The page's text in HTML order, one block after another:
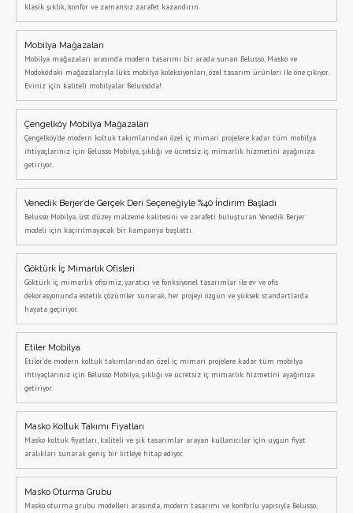
klasik şıklık, konfor ve zamansız zarafet kazandırın.
Mobilya Mağazaları
Mobilya mağazaları arasında modern tasarımı bir arada sunan Belusso, Masko ve
Modoko’daki mağazalarıyla lüks mobilya koleksiyonları, özel tasarım ürünleri ile öne çıkıyor.
Eviniz için kaliteli mobilyalar Belusso’da!
Çengelköy Mobilya Mağazaları
Çengelköy'de modern koltuk takımlarından özel iç mimari projelere kadar tüm mobilya
ihtiyaçlarınız için Belusso Mobilya, şıklığı ve ücretsiz iç mimarlık hizmetini ayağınıza
getiriyor.
Venedik Berjer’de Gerçek Deri Seçeneğiyle %40 İndirim Başladı
Belusso Mobilya, üst düzey malzeme kalitesini ve zarafeti buluşturan Venedik Berjer
modeli için kaçırılmayacak bir kampanya başlattı.
Göktürk İç Mimarlık Ofisleri
Göktürk iç mimarlık ofisimiz, yaratıcı ve fonksiyonel tasarımlar ile ev ve ofis
dekorasyonunda estetik çözümler sunarak, her projeyi özgün ve yüksek standartlarda
hayata geçiriyor.
Etiler Mobilya
Etiler’de modern koltuk takımlarından özel iç mimari projelere kadar tüm mobilya
ihtiyaçlarınız için Belusso Mobilya, şıklığı ve ücretsiz iç mimarlık hizmetini ayağınıza
getiriyor.
Masko Koltuk Takımı Fiyatları
Masko koltuk fiyatları, kaliteli ve şık tasarımlar arayan kullanıcılar için uygun fiyat
aralıkları sunarak geniş bir kitleye hitap ediyor.
Masko Oturma Grubu
Masko oturma grubu modelleri arasında, modern tasarımı ve konforlu yapısıyla Belusso,